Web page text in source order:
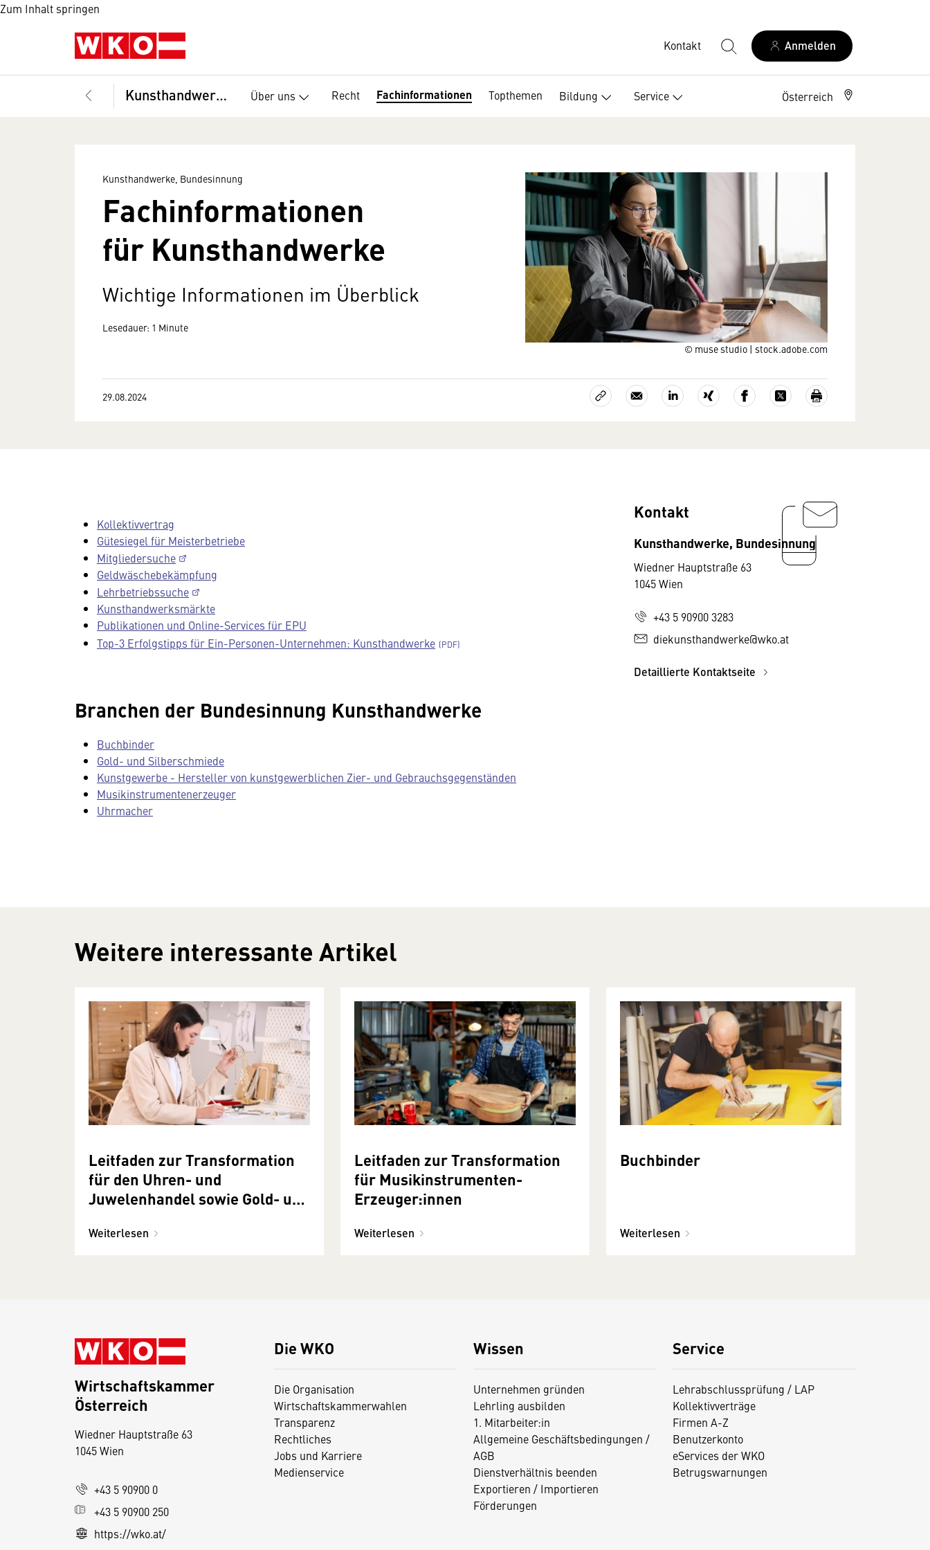
Zum Inhalt springen
Kontakt Anmelden
Kunsthandwerke, Bundesinnung Über uns Recht Fachinformationen Topthemen Bildung Service Österreich
© muse studio | stock.adobe.com
Kunsthandwerke, Bundesinnung
Fachinformationen
für Kunsthandwerke
Wichtige Informationen im Überblick
Lesedauer: 1 Minute
29.08.2024
Kollektivvertrag
Gütesiegel für Meisterbetriebe
Mitgliedersuche
Geldwäschebekämpfung
Lehrbetriebssuche
Kunsthandwerksmärkte
Publikationen und Online-Services für EPU
Top-3 Erfolgstipps für Ein-Personen-Unternehmen: Kunsthandwerke
Branchen der Bundesinnung Kunsthandwerke
Buchbinder
Gold- und Silberschmiede
Kunstgewerbe - Hersteller von kunstgewerblichen Zier- und Gebrauchsgegenständen
Musikinstrumentenerzeuger
Uhrmacher
Kontakt
Kunsthandwerke, Bundesinnung
Wiedner Hauptstraße 63
1045 Wien
+43 5 90900 3283
diekunsthandwerke@wko.at
Detaillierte Kontaktseite
Weitere interessante Artikel
Leitfaden zur Transformation
für den Uhren- und
Juwelenhandel sowie Gold- und
Weiterlesen
Leitfaden zur Transformation
für Musikinstrumenten-
Erzeuger:innen
Weiterlesen
Buchbinder
Weiterlesen
Die WKO
Die Organisation
Wirtschaftskammerwahlen
Transparenz
Rechtliches
Jobs und Karriere
Medienservice
Wissen
Unternehmen gründen
Lehrling ausbilden
1. Mitarbeiter:in
Allgemeine Geschäftsbedingungen /
AGB
Dienstverhältnis beenden
Exportieren / Importieren
Förderungen
Service
Lehrabschlussprüfung / LAP
Kollektivverträge
Firmen A-Z
Benutzerkonto
eServices der WKO
Betrugswarnungen
Wirtschaftskammer
Österreich
Wiedner Hauptstraße 63
1045 Wien
+43 5 90900 0
+43 5 90900 250
https://wko.at/